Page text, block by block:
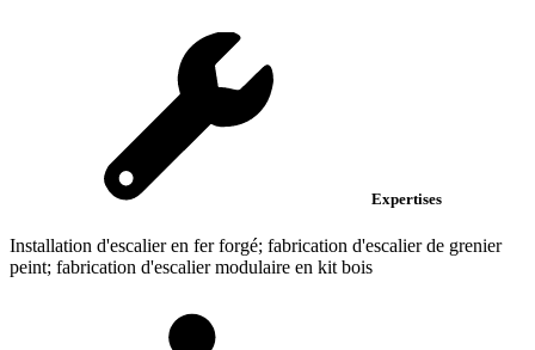
Expertises
Installation d'escalier en fer forgé; fabrication d'escalier de grenier
peint; fabrication d'escalier modulaire en kit bois